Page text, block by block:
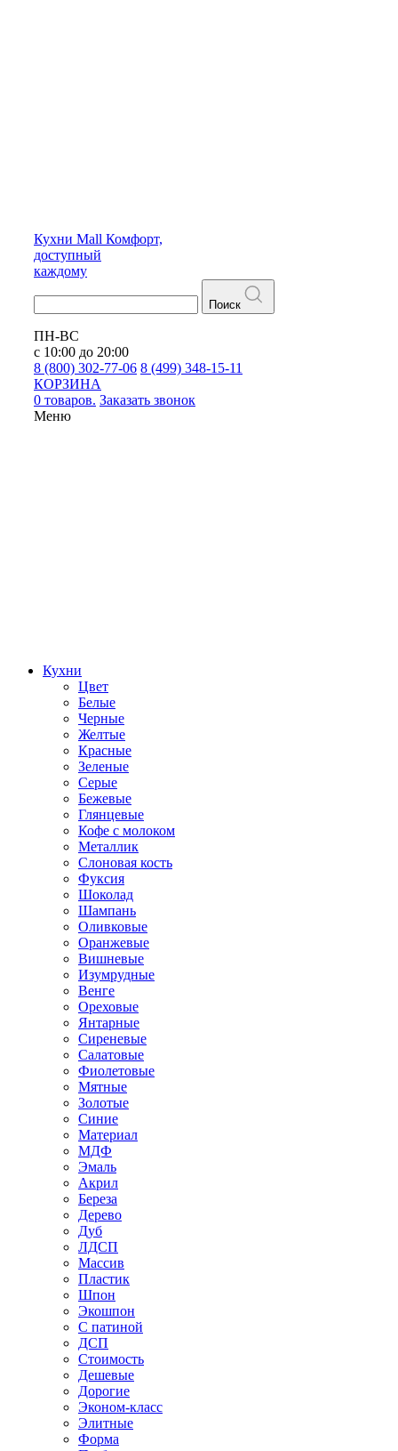
Кухни Mall Комфорт,
доступный
каждому
Поиск
ПН-ВС
с 10:00 до 20:00
8 (800) 302-77-06 8 (499) 348-15-11
КОРЗИНА
0 товаров. Заказать звонок
Меню
Кухни
Цвет
Белые
Черные
Желтые
Красные
Зеленые
Серые
Бежевые
Глянцевые
Кофе с молоком
Металлик
Слоновая кость
Фуксия
Шоколад
Шампань
Оливковые
Оранжевые
Вишневые
Изумрудные
Венге
Ореховые
Янтарные
Сиреневые
Салатовые
Фиолетовые
Мятные
Золотые
Синие
Материал
МДФ
Эмаль
Акрил
Береза
Дерево
Дуб
ЛДСП
Массив
Пластик
Шпон
Экошпон
С патиной
ДСП
Стоимость
Дешевые
Дорогие
Эконом-класс
Элитные
Форма